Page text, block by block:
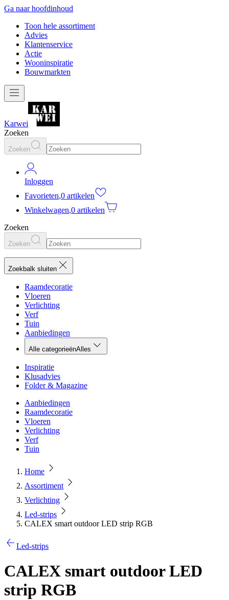
Ga naar hoofdinhoud
Toon hele assortiment
Advies
Klantenservice
Actie
Wooninspiratie
Bouwmarkten
Karwei
Zoeken
Zoeken
Inloggen
Favorieten,0 artikelen
Winkelwagen,0 artikelen
Zoeken
Zoeken
Zoekbalk sluiten
Raamdecoratie
Vloeren
Verlichting
Verf
Tuin
Aanbiedingen
Alle categorieënAlles
Inspiratie
Klusadvies
Folder & Magazine
Aanbiedingen
Raamdecoratie
Vloeren
Verlichting
Verf
Tuin
Home
Assortiment
Verlichting
Led-strips
CALEX smart outdoor LED strip RGB
Led-strips
CALEX smart outdoor LED
strip RGB